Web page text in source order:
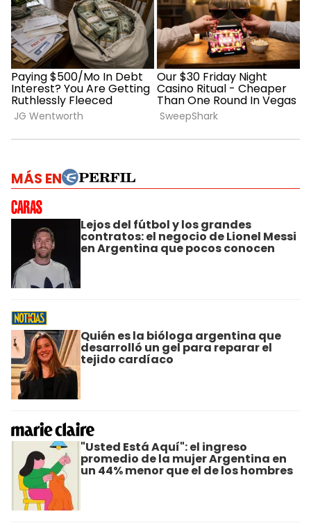
MÁS EN
Lejos del fútbol y los grandes
contratos: el negocio de Lionel Messi
en Argentina que pocos conocen
Quién es la bióloga argentina que
desarrolló un gel para reparar el
tejido cardíaco
"Usted Está Aquí": el ingreso
promedio de la mujer Argentina en
un 44% menor que el de los hombres